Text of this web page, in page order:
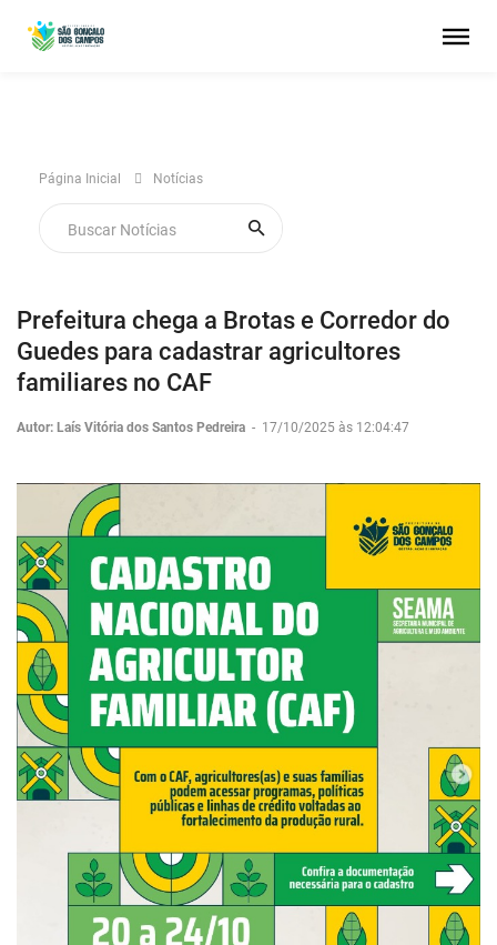
Página Inicial Notícias
Prefeitura chega a Brotas e Corredor do
Guedes para cadastrar agricultores
familiares no CAF
Autor: Laís Vitória dos Santos Pedreira - 17/10/2025 às 12:04:47